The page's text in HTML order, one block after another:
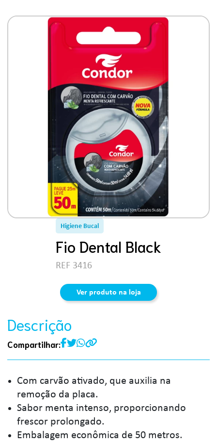
Higiene Bucal
Fio Dental Black
REF 3416
Ver produto na loja
Descrição
Compartilhar:
Com carvão ativado, que auxilia na
remoção da placa.
Sabor menta intenso, proporcionando
frescor prolongado.
Embalagem econômica de 50 metros.